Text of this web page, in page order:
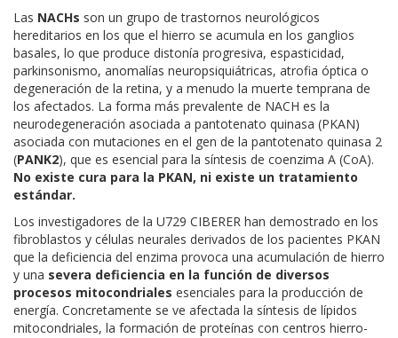
Las NACHs son un grupo de trastornos neurológicos
hereditarios en los que el hierro se acumula en los ganglios
basales, lo que produce distonía progresiva, espasticidad,
parkinsonismo, anomalías neuropsiquiátricas, atrofia óptica o
degeneración de la retina, y a menudo la muerte temprana de
los afectados. La forma más prevalente de NACH es la
neurodegeneración asociada a pantotenato quinasa (PKAN)
asociada con mutaciones en el gen de la pantotenato quinasa 2
(PANK2), que es esencial para la síntesis de coenzima A (CoA).
No existe cura para la PKAN, ni existe un tratamiento
estándar.
Los investigadores de la U729 CIBERER han demostrado en los
fibroblastos y células neurales derivados de los pacientes PKAN
que la deficiencia del enzima provoca una acumulación de hierro
y una severa deficiencia en la función de diversos
procesos mitocondriales esenciales para la producción de
energía. Concretamente se ve afectada la síntesis de lípidos
mitocondriales, la formación de proteínas con centros hierro-